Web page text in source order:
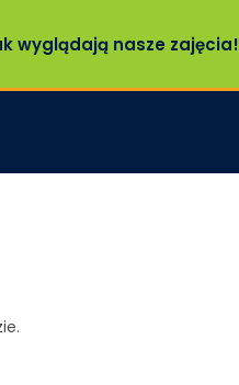
wyglądają nasze zajęcia!